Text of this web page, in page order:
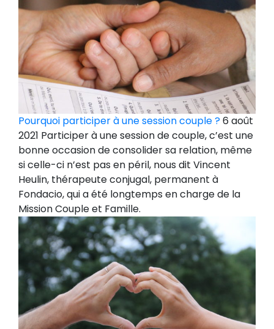
Pourquoi participer à une session couple ?6 août
2021 Participer à une session de couple, c’est une
bonne occasion de consolider sa relation, même
si celle-ci n’est pas en péril, nous dit Vincent
Heulin, thérapeute conjugal, permanent à
Fondacio, qui a été longtemps en charge de la
Mission Couple et Famille.